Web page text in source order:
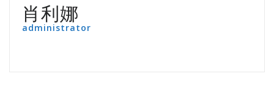
肖利娜
administrator